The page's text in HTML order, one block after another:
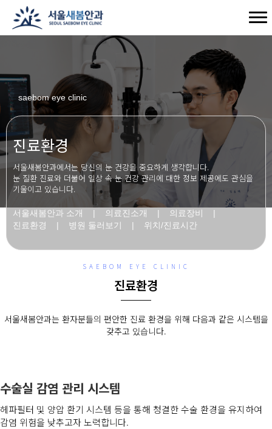
saebom eye clinic
진료환경
서울새봄안과에서는 당신의 눈 건강을 중요하게 생각합니다.
눈 질환 진료와 더불어 일상 속 눈 건강 관리에 대한 정보 제공에도 관심을
기울이고 있습니다.
서울새봄안과 소개 | 의료진소개 | 의료장비
|
진료환경
| 병원 둘러보기 | 위치/진료시간
SAEBOM EYE CLINIC
진료환경
서울새봄안과는 환자분들의 편안한 진료 환경을 위해 다음과 같은 시스템을
갖추고 있습니다.
수술실 감염 관리 시스템
헤파필터 및 양압 환기 시스템 등을 통해 청결한 수술 환경을 유지하여
감염 위험을 낮추고자 노력합니다.